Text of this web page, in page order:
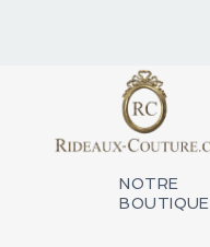
NOTRE
BOUTIQUE